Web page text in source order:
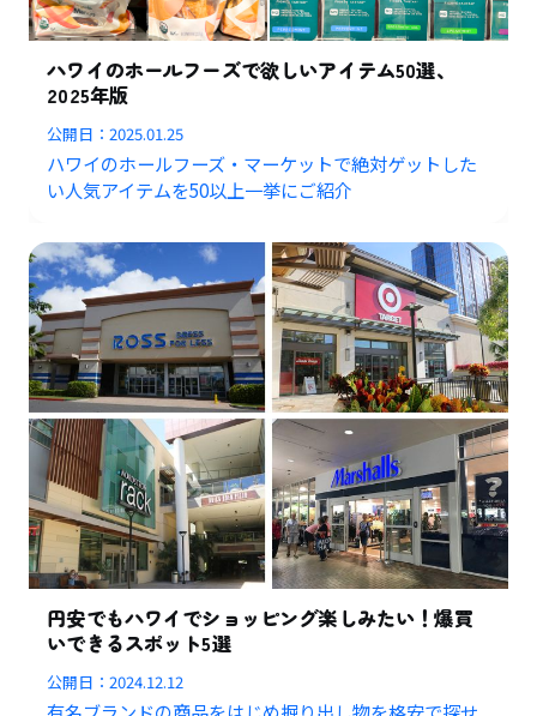
ハワイのホールフーズで欲しいアイテム50選、
2025年版
公開日：2025.01.25
ハワイのホールフーズ・マーケットで絶対ゲットした
い人気アイテムを50以上一挙にご紹介
円安でもハワイでショッピング楽しみたい！爆買
いできるスポット5選
公開日：2024.12.12